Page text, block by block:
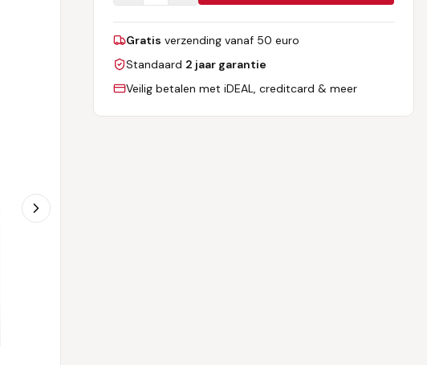
Gratis verzending vanaf 50 euro
Standaard 2 jaar garantie
Veilig betalen met iDEAL, creditcard & meer